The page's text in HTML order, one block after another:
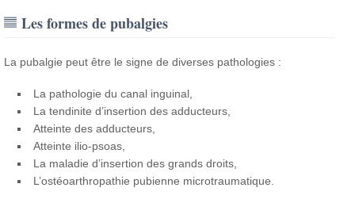
Les formes de pubalgies
La pubalgie peut être le signe de diverses pathologies :
La pathologie du canal inguinal,
La tendinite d’insertion des adducteurs,
Atteinte des adducteurs,
Atteinte ilio-psoas,
La maladie d’insertion des grands droits,
L’ostéoarthropathie pubienne microtraumatique.